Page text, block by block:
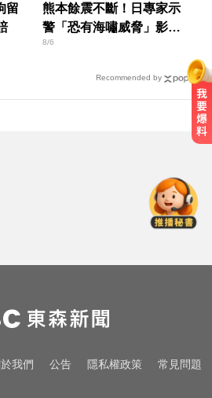
留
熊本餘震不斷！日專家示
警「恐有海嘯威脅」影響
區域曝
8/6
Recommended by
來台
強風驟雨「沒放颱風
說明了！
題延燒！NBA前球星
我們 公告 隱私權政策 常見問題